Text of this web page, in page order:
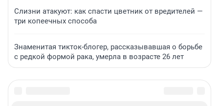
Слизни атакуют: как спасти цветник от вредителей —
три копеечных способа
Знаменитая тикток-блогер, рассказывавшая о борьбе
с редкой формой рака, умерла в возрасте 26 лет